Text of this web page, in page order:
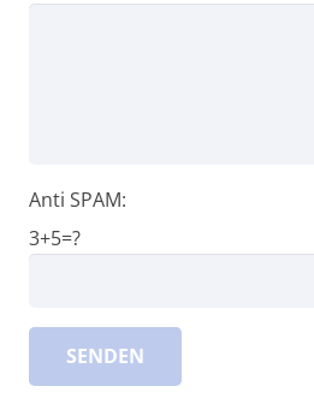
Anti SPAM:
3+5=?